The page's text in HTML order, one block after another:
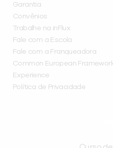
Garantia
Convênios
Trabalhe na inFlux
Fale com a Escola
Fale com a Franqueadora
Common European
Experience
Política de Privacidade